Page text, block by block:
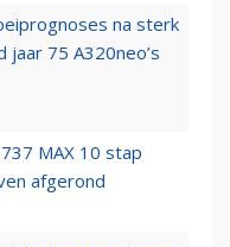
na sterk
jaar 75 A320neo’s
MAX 10 stap
afgerond